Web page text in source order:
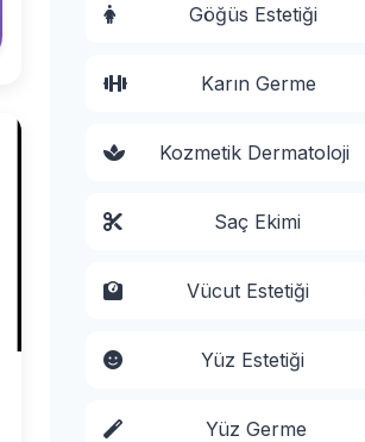
Göğüs Estetiği
Karın Germe
Kozmetik Dermatoloji
Saç Ekimi
Vücut Estetiği
Yüz Estetiği
Yüz Germe